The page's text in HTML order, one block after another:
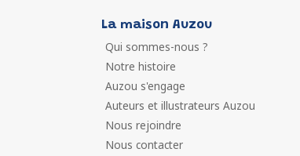
La maison Auzou
Qui sommes-nous ?
Notre histoire
Auzou s'engage
Auteurs et illustrateurs Auzou
Nous rejoindre
Nous contacter